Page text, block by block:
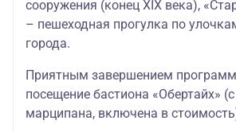
сооружения (конец XIX века),
– пешеходная прогулка по
города.
Приятным завершением
посещение бастиона «Обертайх»
марципана, включена в